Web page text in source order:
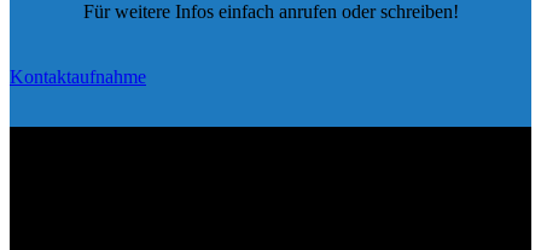
Für weitere Infos einfach anrufen oder schreiben!
Kontaktaufnahme